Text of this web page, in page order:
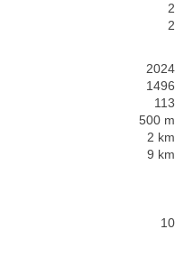
2
2
2024
1496
113
500 m
2 km
9 km
10